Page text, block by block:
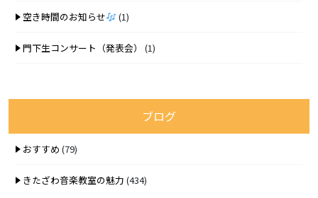
空き時間のお知らせ (1)
門下生コンサート（発表会） (1)
ブログ
おすすめ (79)
きたざわ音楽教室の魅力 (434)